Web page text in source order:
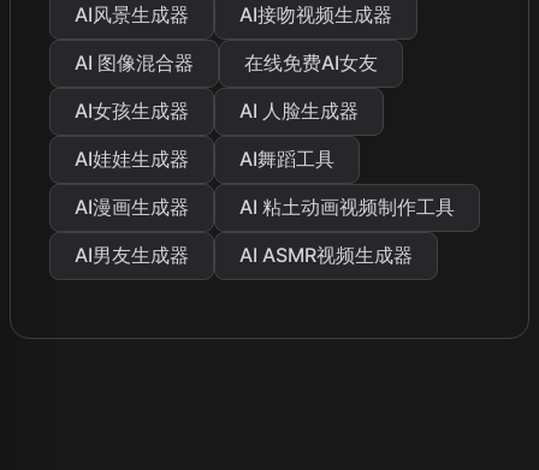
AI风景生成器
AI接吻视频生成器
AI 图像混合器
在线免费AI女友
AI女孩生成器
AI 人脸生成器
AI娃娃生成器
AI舞蹈工具
AI漫画生成器
AI 粘土动画视频制作工具
AI男友生成器
AI ASMR视频生成器